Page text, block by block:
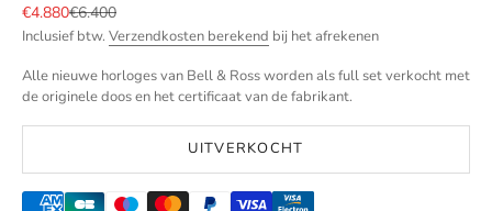
Aanbiedingsprijs
€4.880Normale prijs
€6.400
Inclusief btw. Verzendkosten berekend bij het afrekenen
Alle nieuwe horloges van Bell & Ross worden als full set verkocht met
de originele doos en het certificaat van de fabrikant.
UITVERKOCHT